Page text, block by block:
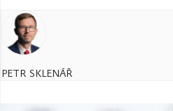
PETR SKLENÁŘ